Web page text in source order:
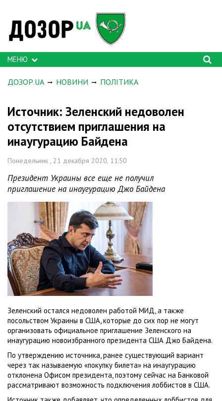
МЕНЮ
ДОЗОР.UA НОВИНИ ПОЛІТИКА
Источник: Зеленский недоволен
отсутствием приглашения на
инаугурацию Байдена
Понедельник , 21 декабря 2020, 11:50
Президент Украины все еще не получил
приглашение на инаугурацию Джо Байдена
Зеленский остался недоволен работой МИД, а также
посольством Украины в США, которые до сих пор не могут
организовать официальное приглашение Зеленского на
инаугурацию новоизбранного президента США Джо Байдена.
По утверждению источника, ранее существующий вариант
через так называемую «покупку билета» на инаугурацию
отклонена Офисом президента, поэтому сейчас на Банковой
рассматривают возможность подключения лоббистов в США.